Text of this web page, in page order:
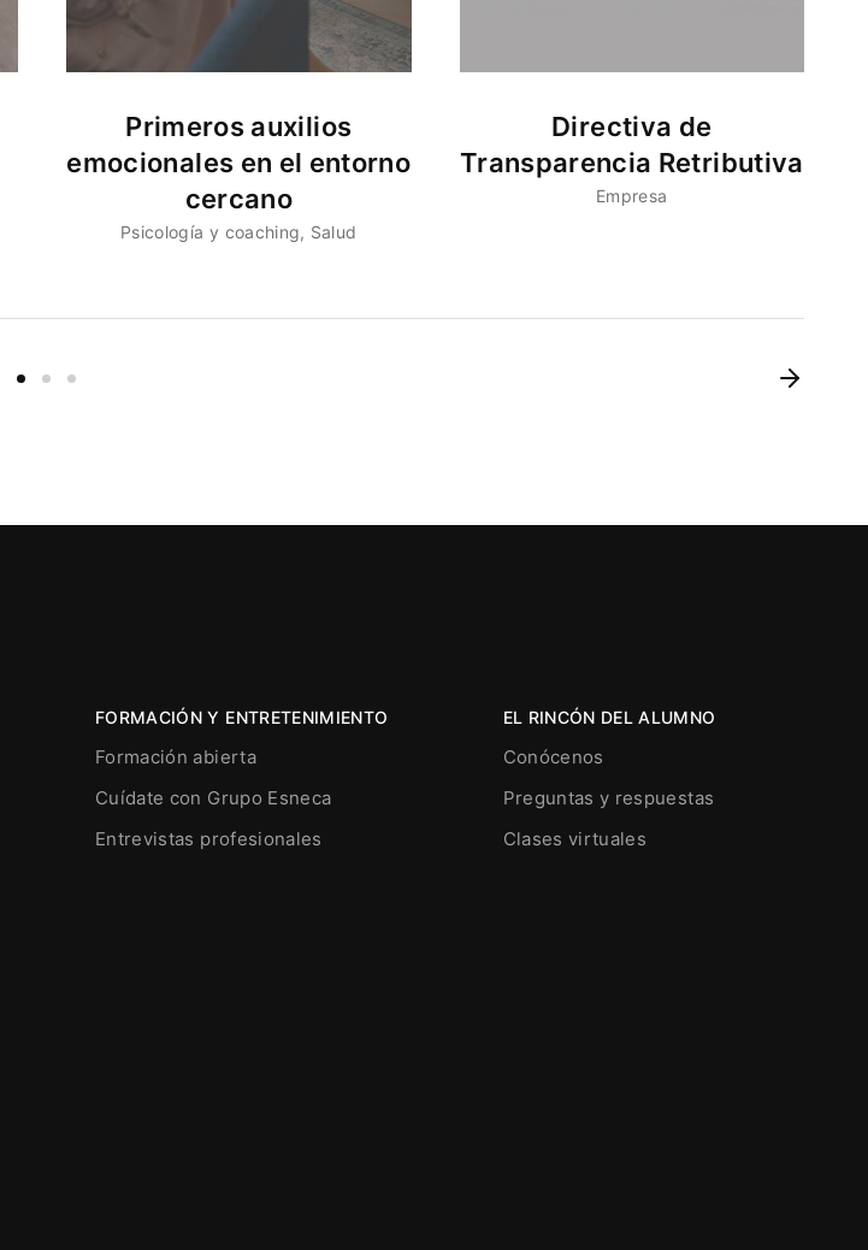
Primeros auxilios
emocionales en el entorno
cercano
Psicología y coaching Salud
Directiva de
Transparencia Retributiva
Empresa
FORMACIÓN Y ENTRETENIMIENTO
Formación abierta
Cuídate con Grupo Esneca
Entrevistas profesionales
EL RINCÓN DEL ALUMNO
Conócenos
Preguntas y respuestas
Clases virtuales